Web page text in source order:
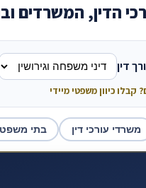
הדין, המשרדים
דין
קבלו כיוון משפטי מיידי
משרדי עורכי דין בתי משפט